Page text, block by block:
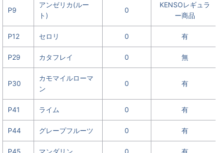
P9
アンゼリカ(ルー
ト)
0
KENSOレギュラ
ー商品
P12 セロリ 0 有
P29 カタフレイ 0 無
P30
カモマイルローマ
ン
0 有
P41 ライム 0 有
P44 グレープフルーツ 0 有
P45 マンダリン 0 有